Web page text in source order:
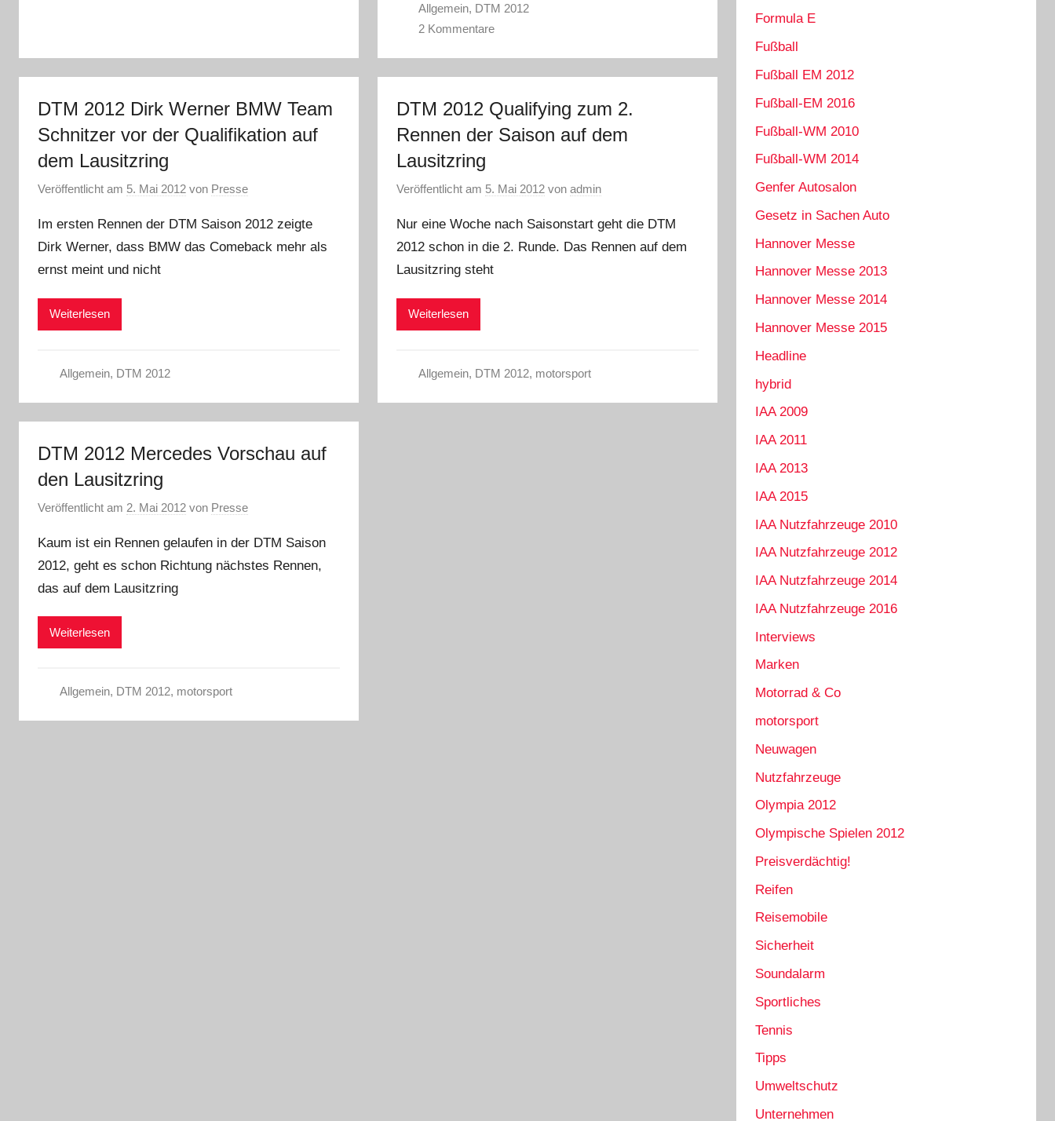
Allgemein, DTM 2012
2 Kommentare
DTM 2012 Dirk Werner BMW Team
Schnitzer vor der Qualifikation auf
dem Lausitzring
Veröffentlicht am 5. Mai 2012 von Presse
Im ersten Rennen der DTM Saison 2012 zeigte
Dirk Werner, dass BMW das Comeback mehr als
ernst meint und nicht
Weiterlesen
Allgemein, DTM 2012
DTM 2012 Qualifying zum 2.
Rennen der Saison auf dem
Lausitzring
Veröffentlicht am 5. Mai 2012 vonadmin
Nur eine Woche nach Saisonstart geht die DTM
2012 schon in die 2. Runde. Das Rennen auf dem
Lausitzring steht
Weiterlesen
Allgemein, DTM 2012, motorsport
DTM 2012 Mercedes Vorschau auf
den Lausitzring
Veröffentlicht am 2. Mai 2012 von Presse
Kaum ist ein Rennen gelaufen in der DTM Saison
2012, geht es schon Richtung nächstes Rennen,
das auf dem Lausitzring
Weiterlesen
Allgemein, DTM 2012, motorsport
Formula E
Fußball
Fußball EM 2012
Fußball-EM 2016
Fußball-WM 2010
Fußball-WM 2014
Genfer Autosalon
Gesetz in Sachen Auto
Hannover Messe
Hannover Messe 2013
Hannover Messe 2014
Hannover Messe 2015
Headline
hybrid
IAA 2009
IAA 2011
IAA 2013
IAA 2015
IAA Nutzfahrzeuge 2010
IAA Nutzfahrzeuge 2012
IAA Nutzfahrzeuge 2014
IAA Nutzfahrzeuge 2016
Interviews
Marken
Motorrad & Co
motorsport
Neuwagen
Nutzfahrzeuge
Olympia 2012
Olympische Spielen 2012
Preisverdächtig!
Reifen
Reisemobile
Sicherheit
Soundalarm
Sportliches
Tennis
Tipps
Umweltschutz
Unternehmen